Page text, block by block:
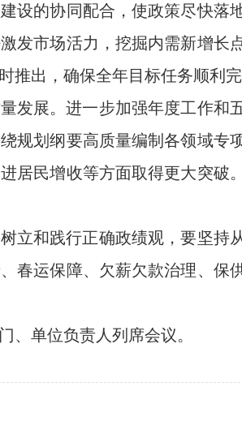
设的协同配合，使政策尽快
发市场活力，挖掘内需新增长
推出，确保全年目标任务顺利完
发展。进一步加强年度工作和
规划纲要高质量编制各领域专
居民增收等方面取得更大突破
立和践行正确政绩观，要坚持
春运保障、欠薪欠款治理、保
、单位负责人列席会议。